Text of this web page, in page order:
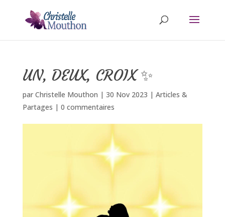
UN, DEUX, CROIX ✨
par Christelle Mouthon | 30 Nov 2023 | Articles &
Partages | 0 commentaires